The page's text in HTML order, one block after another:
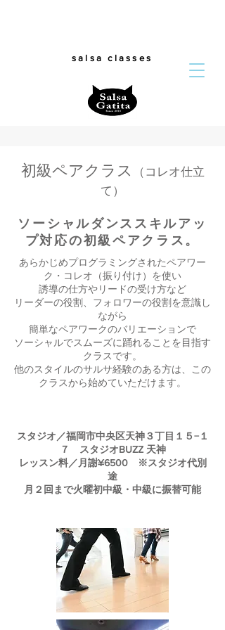
salsa classes
初級ペアクラス
（コレオ仕立
て）
ソーシャルダンススキルアッ
プ対応の初級ペアクラス。
あらかじめプログラミングされたペアワー
ク・コレオ（振り付け）を使い
誘導の仕方やリードの受け方など
リーダーの役割、フォロワーの役割を意識し
ながら
簡単なペアワークのバリエーションで
ソーシャルでスムーズに踊れることを目指す
クラスです。
​他のスタイルのサルサ経験のある方は、この
クラスから始めていただけます。
スタジオ／福岡市中央区天神３丁目１５−１
７ スタジオBUZZ 天神
​レッスン料／月謝¥6500 ※スタジオ代別
途
月２回まで火曜初中級・中級に振替可能